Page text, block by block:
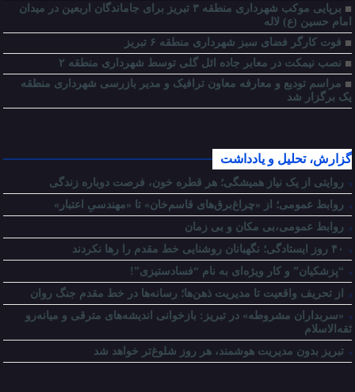
برپایی موکب شهرداری منطقه ۳ تبریز برای جاماندگان اربعین در میدان
امام حسین (ع) لاله
فوت کارگر فضای سبز شهرداری منطقه ۶ تبریز
نصب نیمکت در معابر جاده ائل گلی توسط شهرداری منطقه ۲
مراسم تودیع و معارفه معاون ترافیک و مدیر بازرسی شهرداری منطقه
یک برگزار شد
گزارش، تحلیل و یادداشت
روایتی از یک نیاز همیشگی؛ هر قطره خون، فرصت دوباره زندگی
روابط عمومی؛ از «چراغ‌برق‌های قاسم‌خان» تا «مهندسیِ اعتبار»
روابط عمومی،بی مکان و بی زمان
“پزشکیان” و کار ویژه‌ای به نام “فسادستیزی”!
از تحریف واقعیت تا مدیریت ذهن‌ها؛ رسانه‌ها در خط مقدم جنگ روان
«سربداران مشروطه» در تبریز: بازخوانی اندیشه‌های مترقی و میانه‌رو
ثقه‌الاسلام
تبریز بدون مدیریت هوشمند، هر روز شلوغ‌تر خواهد شد